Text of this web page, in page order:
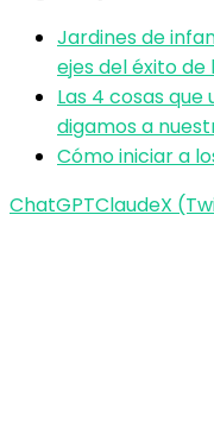
Jardines de
ejes del éxito
Las 4 cosas
digamos a
Cómo iniciar a
ChatGPTClaudeX